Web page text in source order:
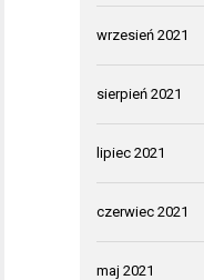
wrzesień 2021
sierpień 2021
lipiec 2021
czerwiec 2021
maj 2021